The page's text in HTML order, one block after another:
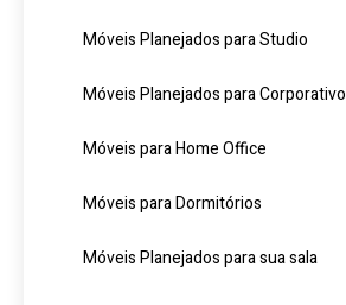
Móveis Planejados para Studio
Móveis Planejados para Corporativo
Móveis para Home Office
Móveis para Dormitórios
Móveis Planejados para sua sala